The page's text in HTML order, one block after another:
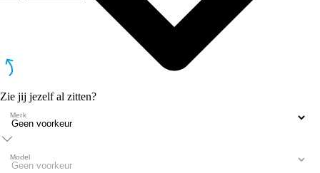
Zie jij jezelf al zitten?
Merk
Model